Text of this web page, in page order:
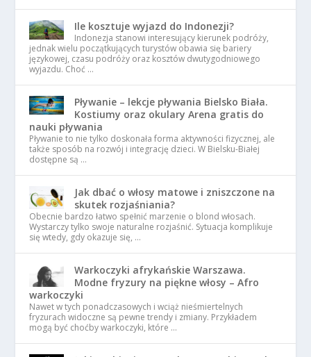
Ile kosztuje wyjazd do Indonezji?
Indonezja stanowi interesujący kierunek podróży,
jednak wielu początkujących turystów obawia się bariery
językowej, czasu podróży oraz kosztów dwutygodniowego
wyjazdu. Choć …
Pływanie – lekcje pływania Bielsko Biała.
Kostiumy oraz okulary Arena gratis do
nauki pływania
Pływanie to nie tylko doskonała forma aktywności fizycznej, ale
także sposób na rozwój i integrację dzieci. W Bielsku-Białej
dostępne są …
Jak dbać o włosy matowe i zniszczone na
skutek rozjaśniania?
Obecnie bardzo łatwo spełnić marzenie o blond włosach.
Wystarczy tylko swoje naturalne rozjaśnić. Sytuacja komplikuje
się wtedy, gdy okazuje się, …
Warkoczyki afrykańskie Warszawa.
Modne fryzury na piękne włosy – Afro
warkoczyki
Nawet w tych ponadczasowych i wciąż nieśmiertelnych
fryzurach widoczne są pewne trendy i zmiany. Przykładem
mogą być choćby warkoczyki, które …